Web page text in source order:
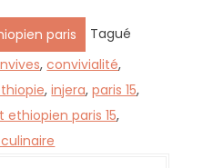
paris
Tagué
,convivialité,
,injera,paris 15,
ethiopien paris 15,